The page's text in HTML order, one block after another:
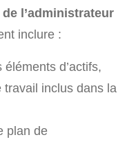
l’administrateur
inclure :
d’actifs,
inclus dans la
plan de